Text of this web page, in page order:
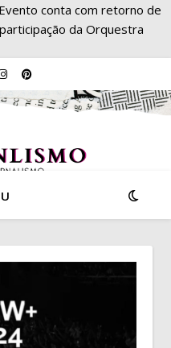
conta com retorno de
da Orquestra